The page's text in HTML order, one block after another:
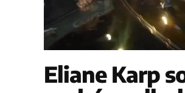
Eliane Karp